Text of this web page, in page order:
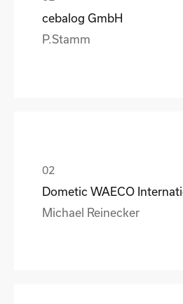
cebalog GmbH
P.Stamm
Dometic WAECO
Michael Reinecker